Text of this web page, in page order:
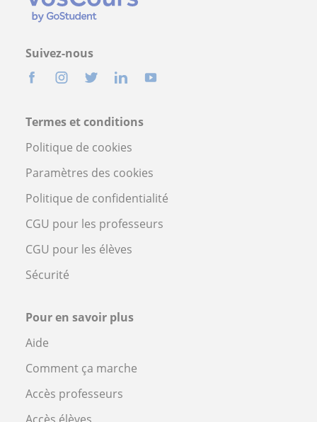
Suivez-nous
Termes et conditions
Politique de cookies
Paramètres des cookies
Politique de confidentialité
CGU pour les professeurs
CGU pour les élèves
Sécurité
Pour en savoir plus
Aide
Comment ça marche
Accès professeurs